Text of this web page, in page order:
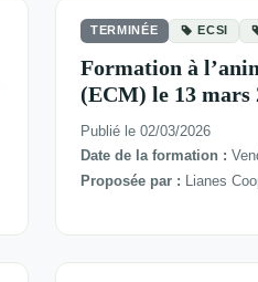
TERMINÉE ECSI
Formation à
(ECM) le 13 mars
Publié le 02/03/2026
Date de la formation :
Proposée par : Lianes